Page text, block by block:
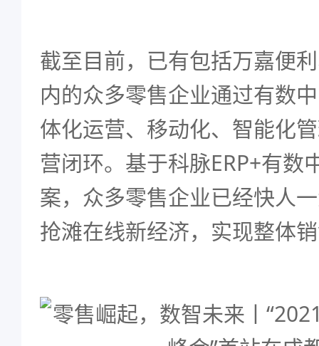
截至目前，已有包括万嘉便
内的众多零售企业通过有数
体化运营、移动化、智能化
营闭环。基于科脉ERP+有数
案，众多零售企业已经快人
抢滩在线新经济，实现整体